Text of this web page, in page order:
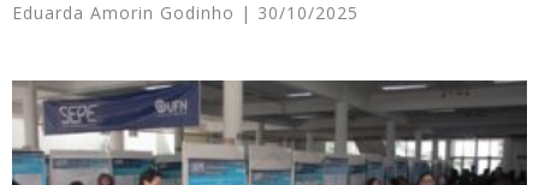
Eduarda Amorin Godinho 30/10/2025